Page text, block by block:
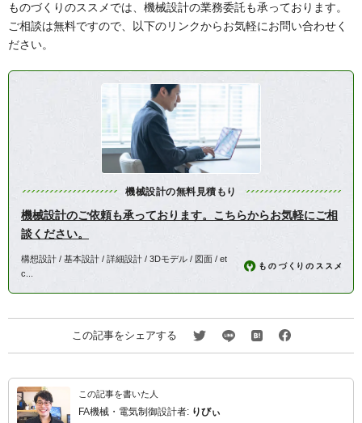
ものづくりのススメでは、機械設計の業務委託も承っております。
ご相談は無料ですので、以下のリンクからお気軽にお問い合わせく
ださい。
機械設計の無料見積もり
機械設計のご依頼も承っております。こちらからお気軽にご相
談ください。
構想設計 / 基本設計 / 詳細設計 / 3Dモデル / 図面 / et
c...
この記事をシェアする
この記事を書いた人
FA機械・電気制御設計者: りびぃ